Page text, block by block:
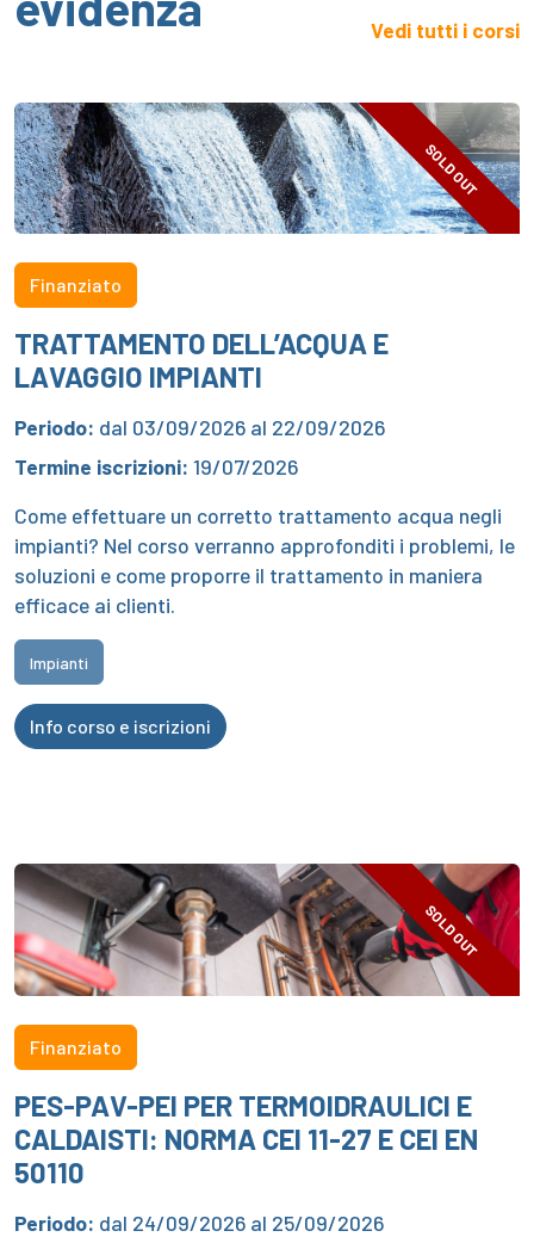
Vedi tutti i corsi
SOLD OUT
Finanziato
TRATTAMENTO DELL’ACQUA E
LAVAGGIO IMPIANTI
Periodo: dal 03/09/2026 al 22/09/2026
Termine iscrizioni: 19/07/2026
Come effettuare un corretto trattamento acqua negli
impianti? Nel corso verranno approfonditi i problemi, le
soluzioni e come proporre il trattamento in maniera
efficace ai clienti.
Impianti
Info corso e iscrizioni
SOLD OUT
Finanziato
PES-PAV-PEI PER TERMOIDRAULICI E
CALDAISTI: NORMA CEI 11-27 E CEI EN
50110
Periodo: dal 24/09/2026 al 25/09/2026